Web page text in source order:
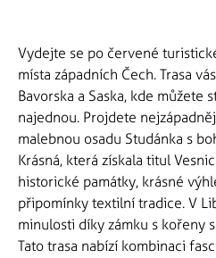
Vydejte se po červené
místa západních Čech. Trasa
Bavorska a Saska, kde můžete
najednou. Projdete
malebnou osadu Studánka s
Krásná, která získala titul
historické památky, krásné
připomínky textilní tradice. V
minulosti díky zámku s kořeny
Tato trasa nabízí kombinaci